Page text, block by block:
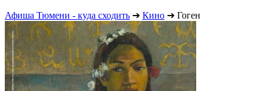
Афиша Тюмени - куда сходить ➔ Кино ➔ Гоген